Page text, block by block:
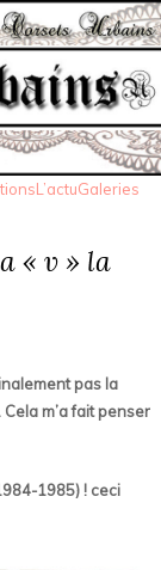
L’actuGaleries
« v » la
pas la
m’a fait penser
1985) ! ceci